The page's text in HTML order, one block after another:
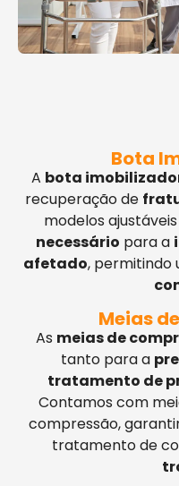
Bota
A bota
recuperação de
modelos
necessário para a
afetado, permitindo
Meias
As meias de
tanto para a
tratamento de
Contamos com
compressão,
tratamento de